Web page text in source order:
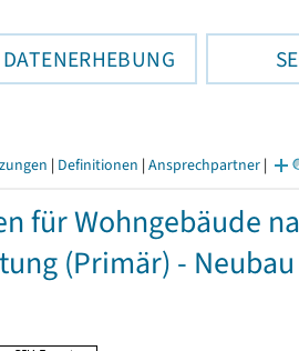
DATENERHEBUNG
| Definitionen | Ansprechpartner |
für Wohngebäude
(Primär) -